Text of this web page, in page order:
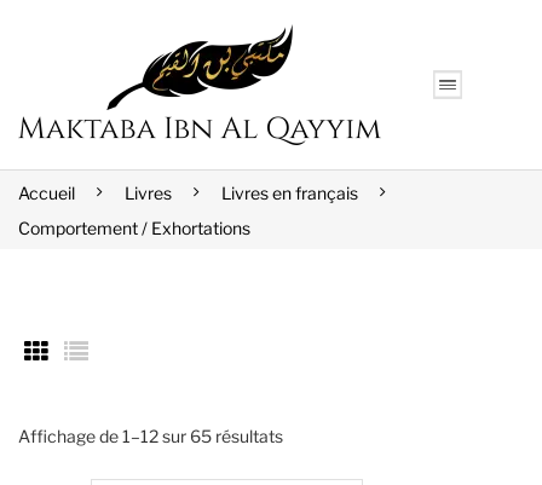
Accueil Livres
Livres en français
Comportement / Exhortations
Affichage de 1–12 sur 65 résultats